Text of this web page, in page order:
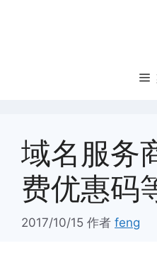
域名服务
费优惠码
2017/10/15 作者 feng